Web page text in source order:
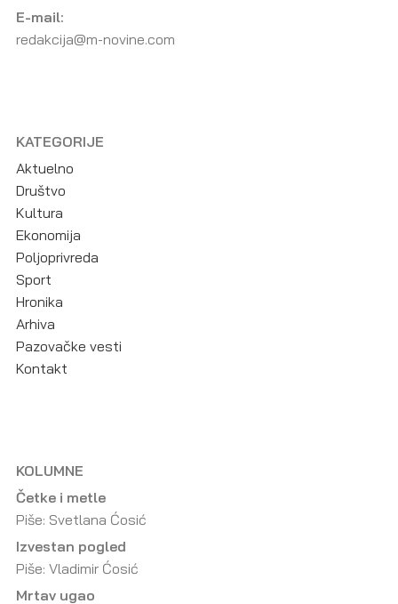
E-mail:
redakcija@m-novine.com
KATEGORIJE
Aktuelno
Društvo
Kultura
Ekonomija
Poljoprivreda
Sport
Hronika
Arhiva
Pazovačke vesti
Kontakt
KOLUMNE
Četke i metle
Piše: Svetlana Ćosić
Izvestan pogled
Piše: Vladimir Ćosić
Mrtav ugao